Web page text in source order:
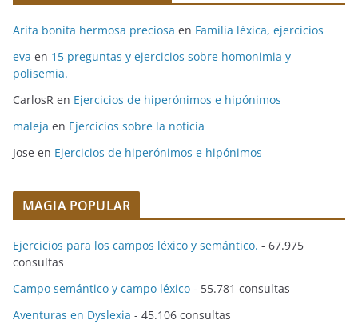
Arita bonita hermosa preciosa en Familia léxica, ejercicios
eva en 15 preguntas y ejercicios sobre homonimia y
polisemia.
CarlosR en Ejercicios de hiperónimos e hipónimos
maleja en Ejercicios sobre la noticia
Jose en Ejercicios de hiperónimos e hipónimos
MAGIA POPULAR
Ejercicios para los campos léxico y semántico. - 67.975
consultas
Campo semántico y campo léxico - 55.781 consultas
Aventuras en Dyslexia - 45.106 consultas